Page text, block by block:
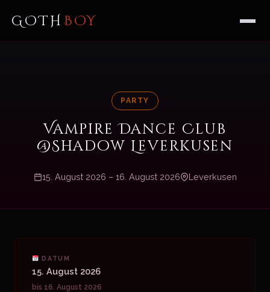
GOTH BOY
PARTY
Vampire Dance Club
@Shadow Leverkusen
15. August 2026 – 16. August 2026 Leverkusen
DATUM
15. August 2026
bis 16. August 2026